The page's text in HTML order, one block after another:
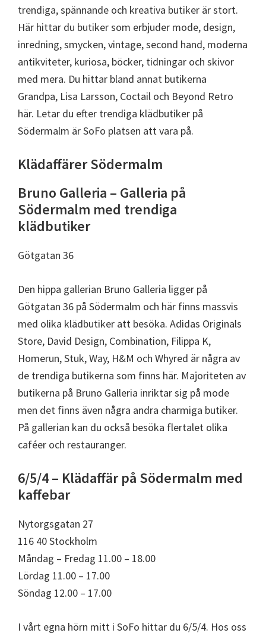
trendiga, spännande och kreativa butiker är stort.
Här hittar du butiker som erbjuder mode, design,
inredning, smycken, vintage, second hand, moderna
antikviteter, kuriosa, böcker, tidningar och skivor
med mera. Du hittar bland annat butikerna
Grandpa, Lisa Larsson, Coctail och Beyond Retro
här. Letar du efter trendiga klädbutiker på
Södermalm är SoFo platsen att vara på.
Klädaffärer Södermalm
Bruno Galleria – Galleria på
Södermalm med trendiga
klädbutiker
Götgatan 36
Den hippa gallerian Bruno Galleria ligger på
Götgatan 36 på Södermalm och här finns massvis
med olika klädbutiker att besöka. Adidas Originals
Store, David Design, Combination, Filippa K,
Homerun, Stuk, Way, H&M och Whyred är några av
de trendiga butikerna som finns här. Majoriteten av
butikerna på Bruno Galleria inriktar sig på mode
men det finns även några andra charmiga butiker.
På gallerian kan du också besöka flertalet olika
caféer och restauranger.
6/5/4 – Klädaffär på Södermalm med
kaffebar
Nytorgsgatan 27
116 40 Stockholm
Måndag – Fredag 11.00 – 18.00
Lördag 11.00 – 17.00
Söndag 12.00 – 17.00
I vårt egna hörn mitt i SoFo hittar du 6/5/4. Hos oss